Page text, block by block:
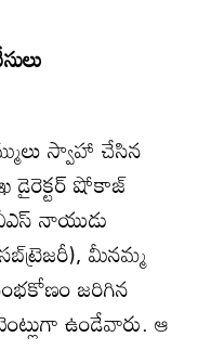
స్వాహా చేసిన
డైరెక్టర్‌ షోకాజ్‌
నాయుడు
మీనమ్మ
జరిగిన
ఉండేవారు. ఆ